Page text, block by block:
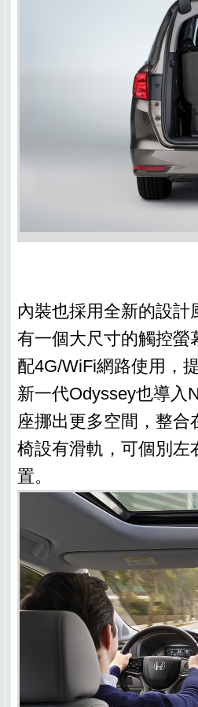
內裝也採用全新的設
有一個大尺寸的觸控螢
配4G/WiFi網路使用，
新一代Odyssey也導入
座挪出更多空間，整
椅設有滑軌，可個別左
置。